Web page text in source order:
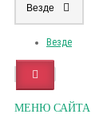
Везде
Везде
МЕНЮ САЙТА